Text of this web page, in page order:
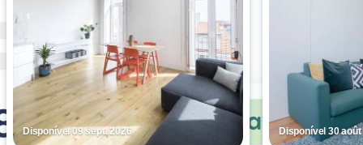
Disponível 09 sept. 2026 Disponível 30